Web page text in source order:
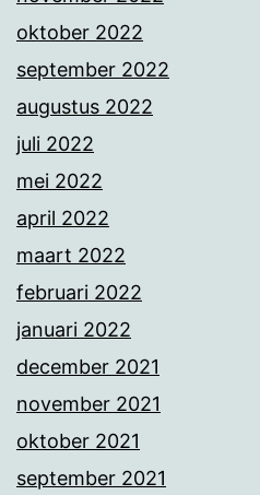
oktober 2022
september 2022
augustus 2022
juli 2022
mei 2022
april 2022
maart 2022
februari 2022
januari 2022
december 2021
november 2021
oktober 2021
september 2021